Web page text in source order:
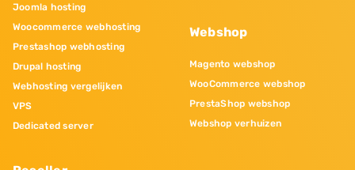
Joomla hosting
Woocommerce webhosting
Prestashop webhosting
Drupal hosting
Webhosting vergelijken
VPS
Dedicated server
Webshop
Magento webshop
WooCommerce webshop
PrestaShop webshop
Webshop verhuizen